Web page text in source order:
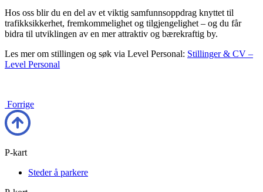
Hos oss blir du en del av et viktig samfunnsoppdrag knyttet til
trafikksikkerhet, fremkommelighet og tilgjengelighet – og du får
bidra til utviklingen av en mer attraktiv og bærekraftig by.
Les mer om stillingen og søk via Level Personal: Stillinger & CV –
Level Personal
Forrige
P-kart
Steder å parkere